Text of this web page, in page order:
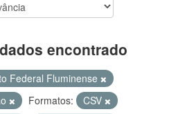
encontrado
Federal Fluminense
Formatos:
CSV